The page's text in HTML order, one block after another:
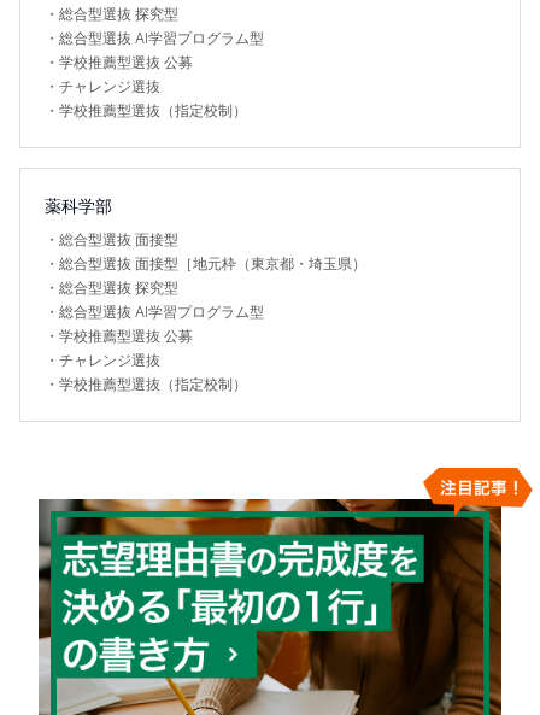
・ 総合型選抜 探究型
・ 総合型選抜 AI学習プログラム型
・ 学校推薦型選抜 公募
・ チャレンジ選抜
・ 学校推薦型選抜（指定校制）
薬科学部
・ 総合型選抜 面接型
・ 総合型選抜 面接型［地元枠（東京都・埼玉県）
・ 総合型選抜 探究型
・ 総合型選抜 AI学習プログラム型
・ 学校推薦型選抜 公募
・ チャレンジ選抜
・ 学校推薦型選抜（指定校制）